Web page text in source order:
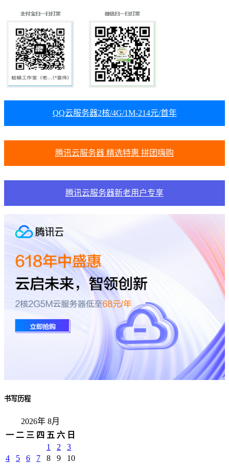
QQ云服务器2核/4G/1M-214元/首年
腾讯云服务器 精选特惠 拼团嗨购
腾讯云服务器新老用户专享
书写历程
2026年 8月
一 二 三 四 五 六 日
1
2
3
4
5 6 7 8 9
10